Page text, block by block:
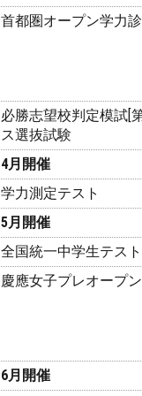
首都圏オープン学力
必勝志望校判定模試[
ス選抜試験
4月開催
学力測定テスト
5月開催
全国統一中学生テスト
慶應女子プレオープ
6月開催